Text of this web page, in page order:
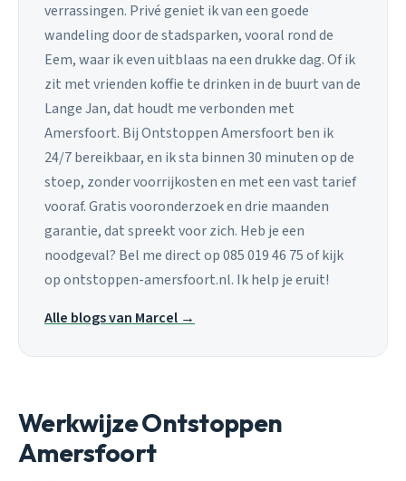
verrassingen. Privé geniet ik van een goede
wandeling door de stadsparken, vooral rond de
Eem, waar ik even uitblaas na een drukke dag. Of ik
zit met vrienden koffie te drinken in de buurt van de
Lange Jan, dat houdt me verbonden met
Amersfoort. Bij Ontstoppen Amersfoort ben ik
24/7 bereikbaar, en ik sta binnen 30 minuten op de
stoep, zonder voorrijkosten en met een vast tarief
vooraf. Gratis vooronderzoek en drie maanden
garantie, dat spreekt voor zich. Heb je een
noodgeval? Bel me direct op 085 019 46 75 of kijk
op ontstoppen-amersfoort.nl. Ik help je eruit!
Alle blogs van Marcel →
Werkwijze Ontstoppen
Amersfoort